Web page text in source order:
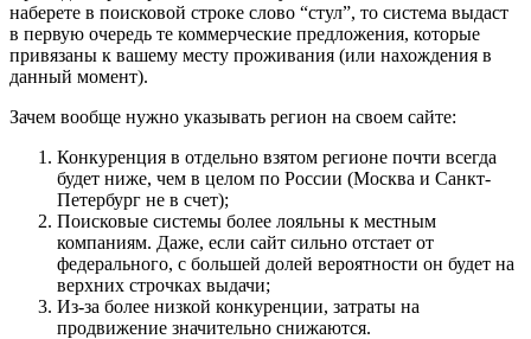
наберете в поисковой строке слово “стул”, то система выдаст
в первую очередь те коммерческие предложения, которые
привязаны к вашему месту проживания (или нахождения в
данный момент).
Зачем вообще нужно указывать регион на своем сайте:
Конкуренция в отдельно взятом регионе почти всегда
будет ниже, чем в целом по России (Москва и Санкт-
Петербург не в счет);
Поисковые системы более лояльны к местным
компаниям. Даже, если сайт сильно отстает от
федерального, с большей долей вероятности он будет на
верхних строчках выдачи;
Из-за более низкой конкуренции, затраты на
продвижение значительно снижаются.